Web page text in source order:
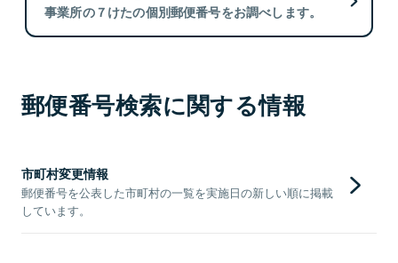
事業所の７けたの個別郵便番号をお調べします。
郵便番号検索に関する情報
市町村変更情報
郵便番号を公表した市町村の一覧を実施日の新しい順に掲載
しています。